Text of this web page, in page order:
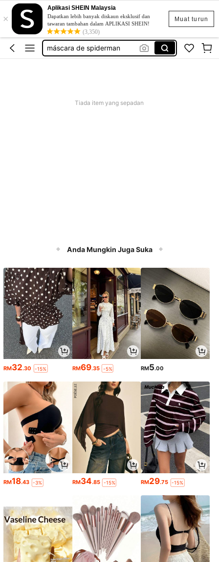
Muat turun
×
Aplikasi SHEIN Malaysia
Dapatkan lebih banyak diskaun eksklusif dan
tawaran tambahan dalam APLIKASI SHEIN!
(3,350)
spiderman mask
mascara do homens aranha
máscara de spiderman
mascara do homens aranha
Tiada item yang sepadan
Anda Mungkin Juga Suka
RM32.30 -15% RM69.35 -5% RM5.00
RM18.43 -3% RM34.85 -15% RM29.75 -15%